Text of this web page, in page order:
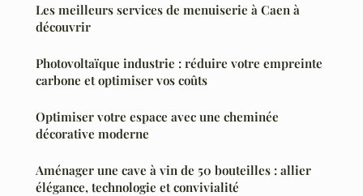
Les meilleurs services de menuiserie à Caen à
découvrir
Photovoltaïque industrie : réduire votre empreinte
carbone et optimiser vos coûts
Optimiser votre espace avec une cheminée
décorative moderne
Aménager une cave à vin de 50 bouteilles : allier
élégance, technologie et convivialité